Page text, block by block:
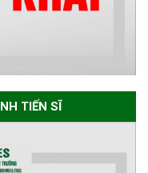
cứu sinh đợt 1
danh sách thí sinh
dự tuyển Chương
tiến sĩ chuyên
trường và phát triển
đợt 1 năm 2026
TIẾN SĨ